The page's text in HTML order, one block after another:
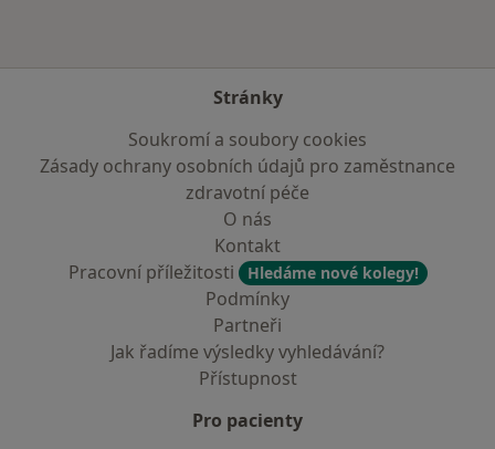
Stránky
Soukromí a soubory cookies
Zásady ochrany osobních údajů pro zaměstnance
zdravotní péče
O nás
Kontakt
Pracovní příležitosti
Hledáme nové kolegy!
Podmínky
Partneři
Jak řadíme výsledky vyhledávání?
Přístupnost
Pro pacienty